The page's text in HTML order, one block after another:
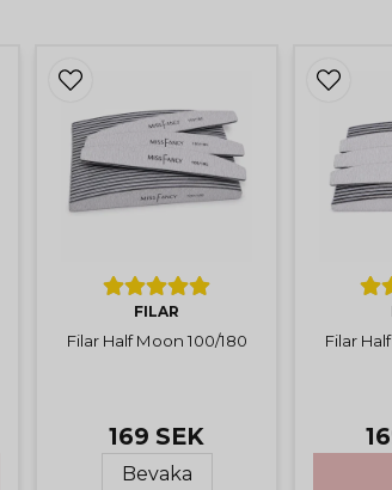
FILAR
Filar Half Moon 100/180
169 SEK
Bevaka
Filar